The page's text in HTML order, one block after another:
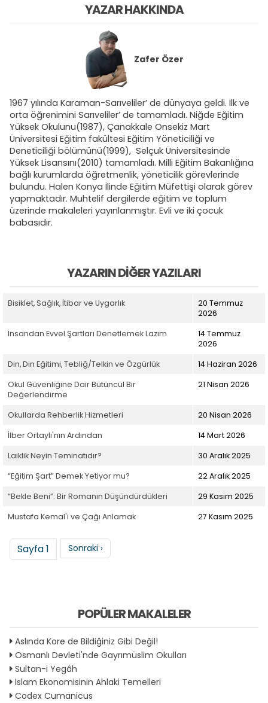
YAZAR HAKKINDA
Zafer Özer
1967 yılında Karaman-Sarıveliler’ de dünyaya geldi. İlk ve
orta öğrenimini Sarıveliler’ de tamamladı. Niğde Eğitim
Yüksek Okulunu(1987), Çanakkale Onsekiz Mart
Üniversitesi Eğitim fakültesi Eğitim Yöneticiliği ve
Deneticiliği bölümünü(1999), Selçuk Üniversitesinde
Yüksek Lisansını(2010) tamamladı. Milli Eğitim Bakanlığına
bağlı kurumlarda öğretmenlik, yöneticilik görevlerinde
bulundu. Halen Konya İlinde Eğitim Müfettişi olarak görev
yapmaktadır. Muhtelif dergilerde eğitim ve toplum
üzerinde makaleleri yayınlanmıştır. Evli ve iki çocuk
babasıdır.
YAZARIN DIĞER YAZILARI
Bisiklet, Sağlık, İtibar ve Uygarlık
20 Temmuz
2026
İnsandan Evvel Şartları Denetlemek Lazım
14 Temmuz
2026
Din, Din Eğitimi, Tebliğ/Telkin ve Özgürlük
14 Haziran 2026
Okul Güvenliğine Dair Bütüncül Bir
Değerlendirme
21 Nisan 2026
Okullarda Rehberlik Hizmetleri
20 Nisan 2026
İlber Ortaylı'nın Ardından
14 Mart 2026
Laiklik Neyin Teminatıdır?
30 Aralık 2025
“Eğitim Şart” Demek Yetiyor mu?
22 Aralık 2025
“Bekle Beni”: Bir Romanın Düşündürdükleri
29 Kasım 2025
Mustafa Kemal'i ve Çağı Anlamak
27 Kasım 2025
Sayfalama
Sayfa 1 Sonraki sayfa
Sonraki ›
POPÜLER MAKALELER
Aslında Kore de Bildiğiniz Gibi Değil!
Osmanlı Devleti'nde Gayrımüslim Okulları
Sultan-i Yegâh
İslam Ekonomisinin Ahlaki Temelleri
Codex Cumanicus